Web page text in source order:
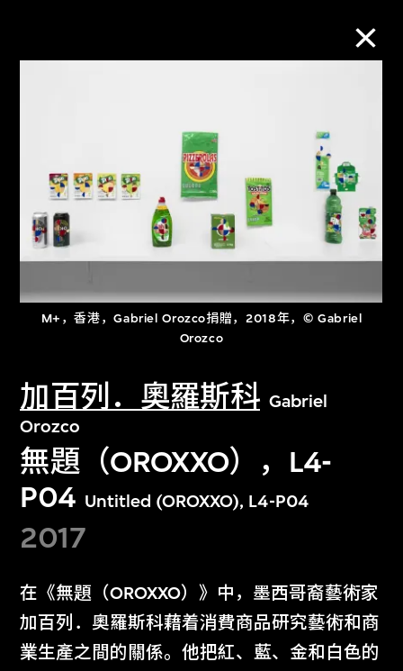
M+，香港，Gabriel Orozco捐贈，2018年，© Gabriel
Orozco
加百列．奧羅斯科 Gabriel
Orozco
無題（OROXXO），L4-
P04 Untitled (OROXXO), L4-P04
2017
在《無題（OROXXO）》中，墨西哥裔藝術家
加百列．奧羅斯科藉着消費商品研究藝術和商
業生產之間的關係。他把紅、藍、金和白色的
搜索
关于M+藏品
探索世界顶级的二十及二十一世纪视觉